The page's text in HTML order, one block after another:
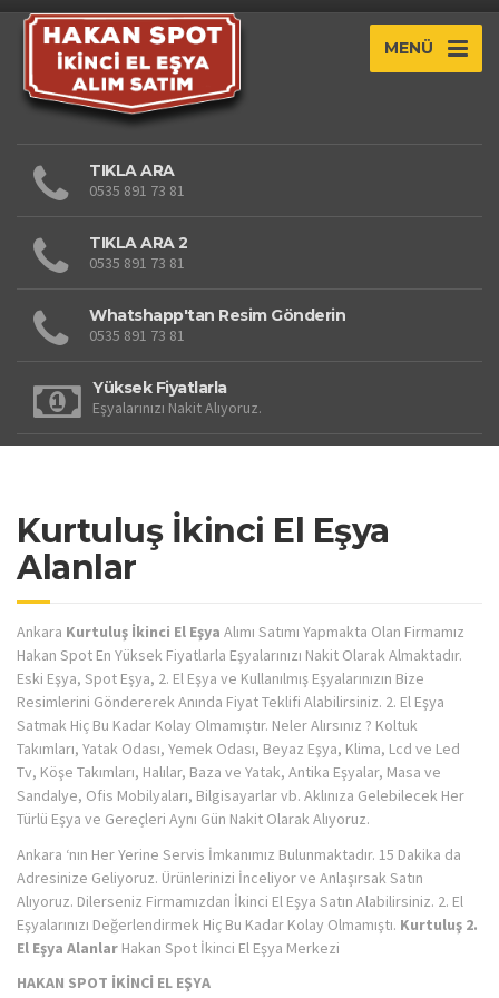
MENÜ
TIKLA ARA
0535 891 73 81
TIKLA ARA 2
0535 891 73 81
Whatshapp'tan Resim Gönderin
0535 891 73 81
Yüksek Fiyatlarla
Eşyalarınızı Nakit Alıyoruz.
Kurtuluş İkinci El Eşya
Alanlar
Ankara Kurtuluş İkinci El Eşya Alımı Satımı Yapmakta Olan Firmamız
Hakan Spot En Yüksek Fiyatlarla Eşyalarınızı Nakit Olarak Almaktadır.
Eski Eşya, Spot Eşya, 2. El Eşya ve Kullanılmış Eşyalarınızın Bize
Resimlerini Göndererek Anında Fiyat Teklifi Alabilirsiniz. 2. El Eşya
Satmak Hiç Bu Kadar Kolay Olmamıştır. Neler Alırsınız ? Koltuk
Takımları, Yatak Odası, Yemek Odası, Beyaz Eşya, Klima, Lcd ve Led
Tv, Köşe Takımları, Halılar, Baza ve Yatak, Antika Eşyalar, Masa ve
Sandalye, Ofis Mobilyaları, Bilgisayarlar vb. Aklınıza Gelebilecek Her
Türlü Eşya ve Gereçleri Aynı Gün Nakit Olarak Alıyoruz.
Ankara ‘nın Her Yerine Servis İmkanımız Bulunmaktadır. 15 Dakika da
Adresinize Geliyoruz. Ürünlerinizi İnceliyor ve Anlaşırsak Satın
Alıyoruz. Dilerseniz Firmamızdan İkinci El Eşya Satın Alabilirsiniz. 2. El
Eşyalarınızı Değerlendirmek Hiç Bu Kadar Kolay Olmamıştı. Kurtuluş 2.
El Eşya Alanlar Hakan Spot İkinci El Eşya Merkezi
HAKAN SPOT İKİNCİ EL EŞYA